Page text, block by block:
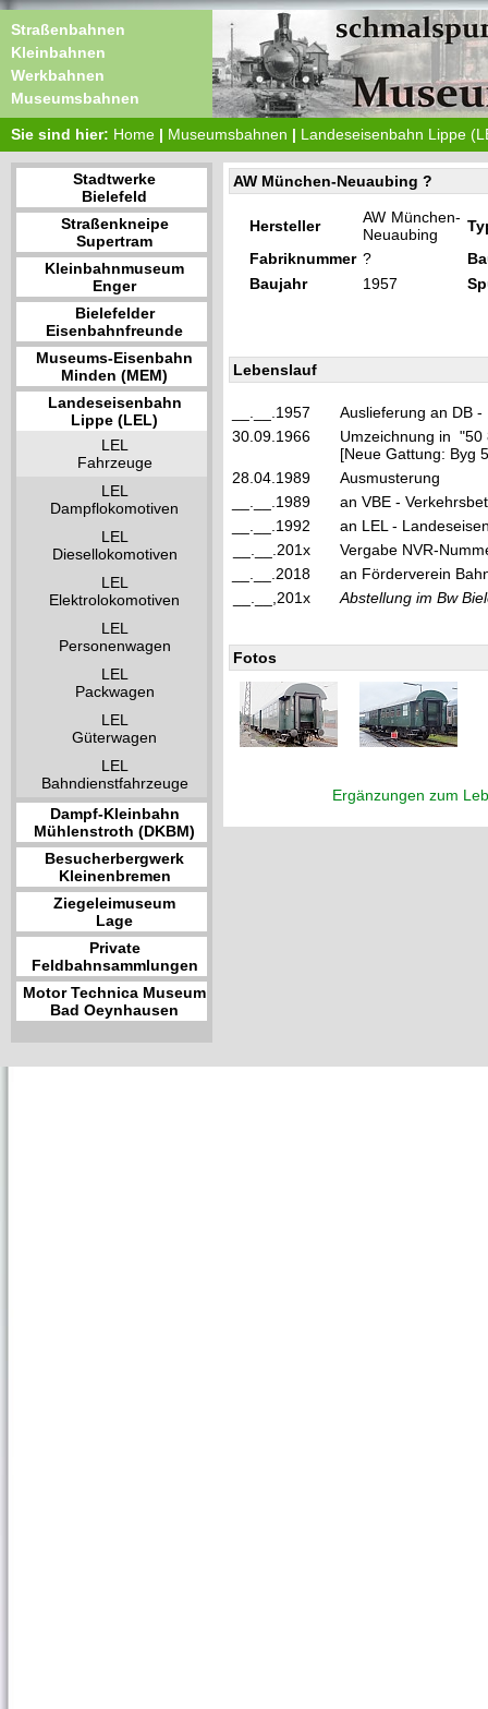
Straßenbahnen
Kleinbahnen
Werkbahnen
Museumsbahnen
Sie sind hier: Home | Museumsbahnen | Landeseisenbahn Lippe
Stadtwerke
Bielefeld
Straßenkneipe
Supertram
Kleinbahnmuseum
Enger
Bielefelder
Eisenbahnfreunde
Museums-Eisenbahn
Minden (MEM)
Landeseisenbahn
Lippe (LEL)
LEL
Fahrzeuge
LEL
Dampflokomotiven
LEL
Diesellokomotiven
LEL
Elektrolokomotiven
LEL
Personenwagen
LEL
Packwagen
LEL
Güterwagen
LEL
Bahndienstfahrzeuge
Dampf-Kleinbahn
Mühlenstroth (DKBM)
Besucherbergwerk
Kleinenbremen
Ziegeleimuseum
Lage
Private
Feldbahnsammlungen
Motor Technica Museum
Bad Oeynhausen
AW München-Neuaubing ?
Hersteller
AW München-
Neuaubing
Fabriknummer ?
Baujahr
1957
Lebenslauf
__.__.1957
Auslieferung an DB
30.09.1966
Umzeichnung in
[Neue Gattung: Byg
28.04.1989
Ausmusterung
__.__.1989
an VBE -
__.__.1992
an LEL -
__.__.201x
Vergabe NVR-
__.__.2018
an Förderverein
__.__,201x
Abstellung im Bw
Fotos
Ergänzungen zum